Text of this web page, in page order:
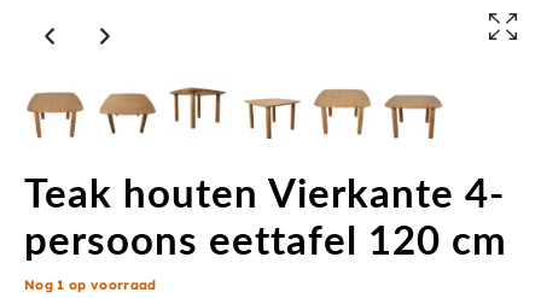
Teak houten Vierkante 4-
persoons eettafel 120 cm
Nog 1 op voorraad